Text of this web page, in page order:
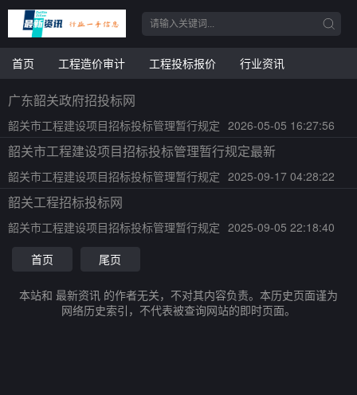
首页 工程造价审计 工程投标报价 行业资讯
广东韶关政府招投标网
韶关市工程建设项目招标投标管理暂行规定 2026-05-05 16:27:56
韶关市工程建设项目招标投标管理暂行规定最新
韶关市工程建设项目招标投标管理暂行规定 2025-09-17 04:28:22
韶关工程招标投标网
韶关市工程建设项目招标投标管理暂行规定 2025-09-05 22:18:40
首页
尾页
本站和 最新资讯 的作者无关，不对其内容负责。本历史页面谨为
网络历史索引，不代表被查询网站的即时页面。